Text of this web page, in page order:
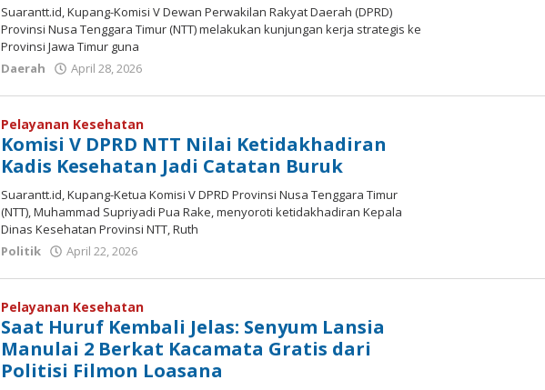
Suarantt.id, Kupang-Komisi V Dewan Perwakilan Rakyat Daerah (DPRD)
Provinsi Nusa Tenggara Timur (NTT) melakukan kunjungan kerja strategis ke
Provinsi Jawa Timur guna
Daerah
April 28, 2026
Tu@mes
Pelayanan Kesehatan
Komisi V DPRD NTT Nilai Ketidakhadiran
Kadis Kesehatan Jadi Catatan Buruk
Suarantt.id, Kupang-Ketua Komisi V DPRD Provinsi Nusa Tenggara Timur
(NTT), Muhammad Supriyadi Pua Rake, menyoroti ketidakhadiran Kepala
Dinas Kesehatan Provinsi NTT, Ruth
Politik
April 22, 2026
Tu@mes
Pelayanan Kesehatan
Saat Huruf Kembali Jelas: Senyum Lansia
Manulai 2 Berkat Kacamata Gratis dari
Politisi Filmon Loasana